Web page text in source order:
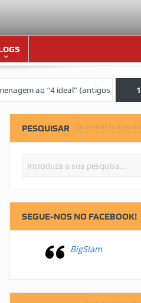
“4 ideal” (antigos atletas
PESQUISAR
SEGUE-NOS NO FACEBOOK!
BigSlam